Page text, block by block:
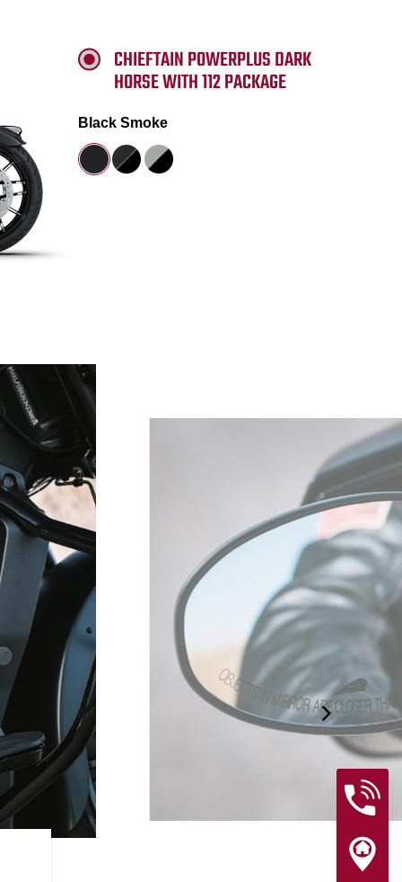
CHIEFTAIN POWERPLUS DARK
HORSE WITH 112 PACKAGE
Black Smoke
RIJHULPSYSTEMEN